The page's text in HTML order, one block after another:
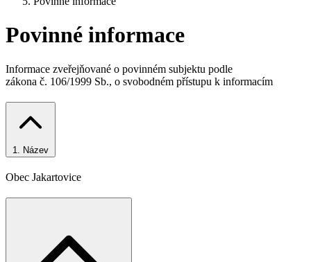
Povinné informace
Informace zveřejňované o povinném subjektu podle
zákona č. 106/1999 Sb., o svobodném přístupu k informacím
1. Název
Obec Jakartovice